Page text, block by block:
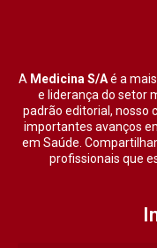
A Medicina S/Aé a
e liderança do setor
padrão editorial, nosso
importantes avanços
em Saúde.
profissionais que